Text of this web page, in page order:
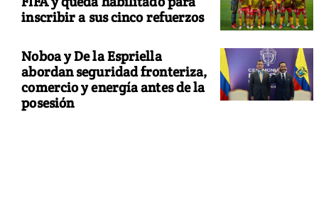
inscribir a sus cinco refuerzos
Noboa y De la Espriella
abordan seguridad fronteriza,
comercio y energía antes de la
posesión